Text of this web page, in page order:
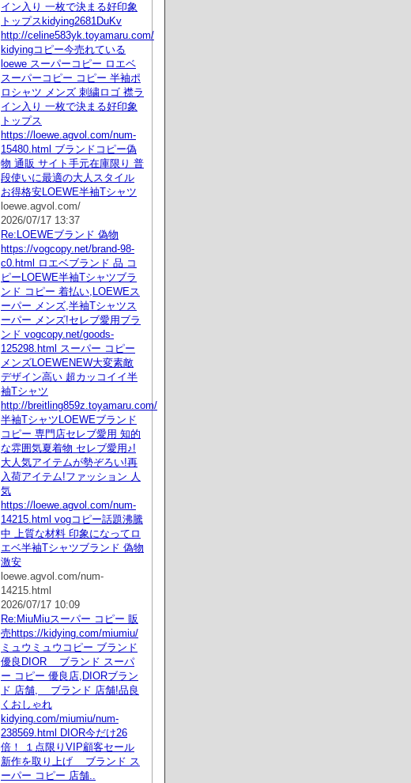
イン入り 一枚で決まる好印象
トップスkidying2681DuKv
http://celine583yk.toyamaru.com/
kidyingコピー今売れている
loewe スーパーコピー ロエベ
スーパーコピー コピー 半袖ポ
ロシャツ メンズ 刺繍ロゴ 襟ラ
イン入り 一枚で決まる好印象
トップス
https://loewe.agvol.com/num-
15480.html ブランドコピー偽
物 通販 サイト手元在庫限り 普
段使いに最適の大人スタイル
お得格安LOEWE半袖Tシャツ
loewe.agvol.com/
2026/07/17 13:37
Re:LOEWEブランド 偽物
https://vogcopy.net/brand-98-
c0.html ロエベブランド 品 コ
ピーLOEWE半袖Tシャツブラ
ンド コピー 着払い,LOEWEス
ーパー メンズ,半袖Tシャツス
ーパー メンズ!セレブ愛用ブラ
ンド vogcopy.net/goods-
125298.html スーパー コピー
メンズLOEWENEW大変素敵
デザイン高い 超カッコイイ半
袖Tシャツ
http://breitling859z.toyamaru.com/
半袖TシャツLOEWEブランド
コピー 専門店セレブ愛用 知的
な雰囲気夏着物 セレブ愛用♪!
大人気アイテムが勢ぞろい!再
入荷アイテム!ファッション 人
気
https://loewe.agvol.com/num-
14215.html vogコピー話題沸騰
中 上質な材料 印象になってロ
エベ半袖Tシャツブランド 偽物
激安
loewe.agvol.com/num-
14215.html
2026/07/17 10:09
Re:MiuMiuスーパー コピー 販
売https://kidying.com/miumiu/
ミュウミュウコピー ブランド
優良DIOR ブランド スーパ
ー コピー 優良店,DIORブラン
ド 店舗, ブランド 店舗!品良
くおしゃれ
kidying.com/miumiu/num-
238569.html DIOR今だけ26
倍！ １点限りVIP顧客セール
新作を取り上げ ブランド ス
ーパー コピー 店舗..